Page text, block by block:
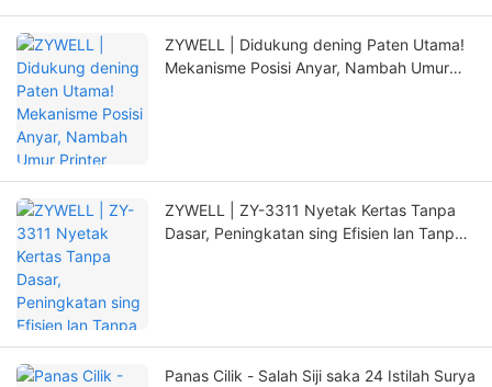
ZYWELL | Didukung dening Paten Utama!
Mekanisme Posisi Anyar, Nambah Umur
ZYWELL | ZY-3311 Nyetak Kertas Tanpa
Dasar, Peningkatan sing Efisien lan Tanpa
Panas Cilik - Salah Siji saka 24 Istilah Surya